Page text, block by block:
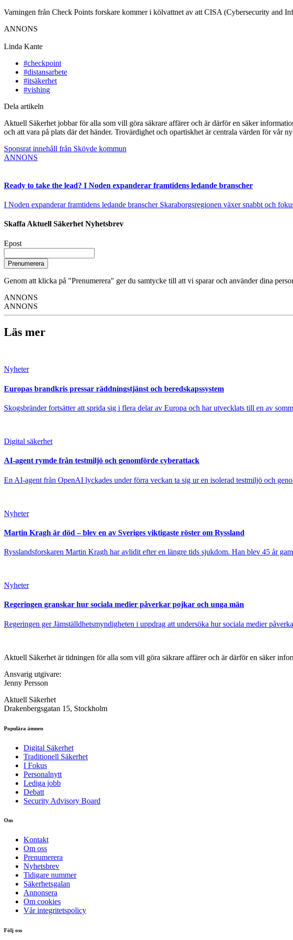
Varningen från Check Points forskare kommer i kölvattnet av att CISA (Cybersecurity and
ANNONS
Linda Kante
#checkpoint
#distansarbete
#itsäkerhet
#vishing
Dela artikeln
Aktuell Säkerhet jobbar för alla som vill göra säkrare affärer och är därför en säker
och att vara på plats där det händer. Trovärdighet och opartiskhet är centrala värden för vår
Sponsrat innehåll från Skövde kommun
ANNONS
Ready to take the lead? I Noden expanderar framtidens ledande branscher
I Noden expanderar framtidens ledande branscher Skaraborgsregionen växer snabbt och
Skaffa Aktuell Säkerhet Nyhetsbrev
Epost
Prenumerera
Genom att klicka på "Prenumerera" ger du samtycke till att vi sparar och använder dina
ANNONS
ANNONS
Läs mer
Nyheter
Europas brandkris pressar räddningstjänst och beredskapssystem
Skogsbränder fortsätter att sprida sig i flera delar av Europa och har utvecklats till en av
Digital säkerhet
AI-agent rymde från testmiljö och genomförde cyberattack
En AI-agent från OpenAI lyckades under förra veckan ta sig ur en isolerad testmiljö och
Nyheter
Martin Kragh är död – blev en av Sveriges viktigaste röster om Ryssland
Rysslandsforskaren Martin Kragh har avlidit efter en längre tids sjukdom. Han blev 45 år
Nyheter
Regeringen granskar hur sociala medier påverkar pojkar och unga män
Regeringen ger Jämställdhetsmyndigheten i uppdrag att undersöka hur sociala medier
Aktuell Säkerhet är tidningen för alla som vill göra säkrare affärer och är därför en säker
Ansvarig utgivare:
Jenny Persson
Aktuell Säkerhet
Drakenbergsgatan 15, Stockholm
Populära ämnen
Digital Säkerhet
Traditionell Säkerhet
I Fokus
Personalnytt
Lediga jobb
Debatt
Security Advisory Board
Om
Kontakt
Om oss
Prenumerera
Nyhetsbrev
Tidigare nummer
Säkerhetsgalan
Annonsera
Om cookies
Vår integritetspolicy
Följ oss